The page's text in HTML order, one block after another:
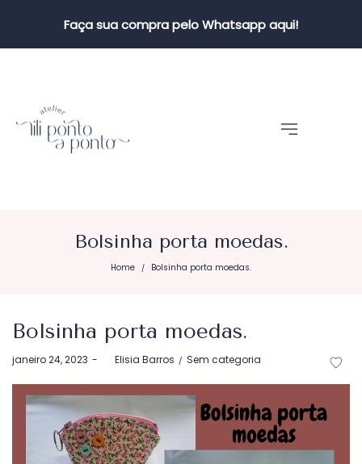
Faça sua compra pelo Whatsapp aqui!
Bolsinha porta moedas.
Home / Bolsinha porta moedas.
Bolsinha porta moedas.
Postado
janeiro 24, 2023 byElisia Barros
Postado
Sem categoria